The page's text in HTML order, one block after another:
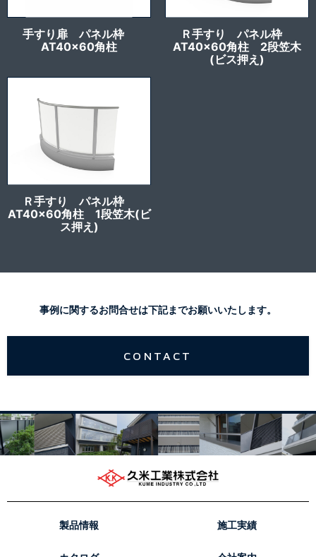
手すり扉 パネル枠
AT40x60角柱
Ｒ手すり パネル枠
AT40x60角柱 2段笠木
(ビス押え)
Ｒ手すり パネル枠
AT40x60角柱 1段笠木(ビ
ス押え)
事例に関するお問合せは下記までお願いいたします。
CONTACT
製品情報 施工実績